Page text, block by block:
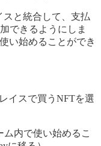
スと統合して、支払
できるようにしま
い始めることができ
イスで買うNFTを選
内で使い始めるこ